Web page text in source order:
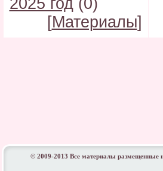
2025 год (0)
[Материалы]
© 2009-2013 Все материалы размещенные